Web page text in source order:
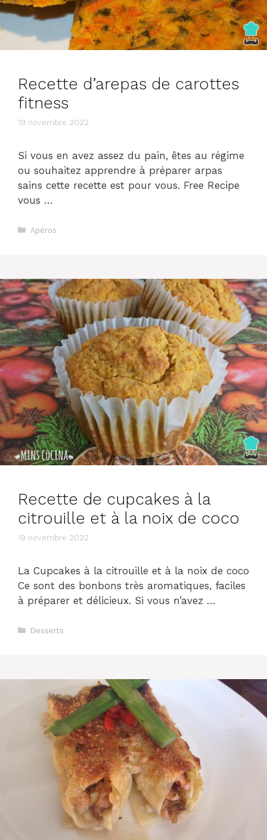
Recette d’arepas de carottes
fitness
19 novembre 2022
Si vous en avez assez du pain, êtes au régime
ou souhaitez apprendre à préparer arpas
sains cette recette est pour vous. Free Recipe
vous …
Catégories
Apéros
Recette de cupcakes à la
citrouille et à la noix de coco
19 novembre 2022
La Cupcakes à la citrouille et à la noix de coco
Ce sont des bonbons très aromatiques, faciles
à préparer et délicieux. Si vous n’avez …
Catégories
Desserts